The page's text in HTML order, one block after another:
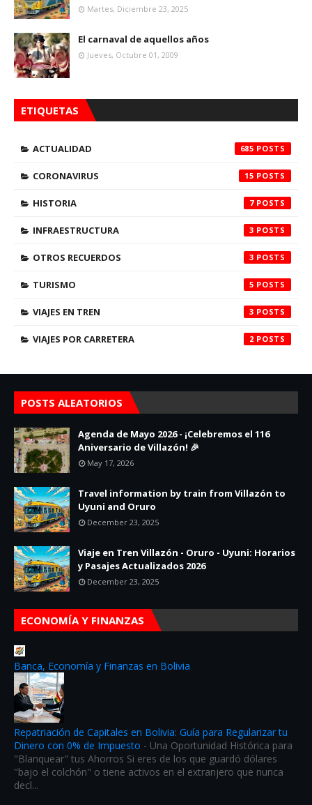
Martes, Diciembre 23, 2025
El carnaval de aquellos años
Jueves, Octubre 01, 2009
ETIQUETAS
ACTUALIDAD 685
CORONAVIRUS 15
HISTORIA 7
INFRAESTRUCTURA 3
OTROS RECUERDOS 3
TURISMO 5
VIAJES EN TREN 3
VIAJES POR CARRETERA 2
POSTS ALEATORIOS
Agenda de Mayo 2026 - ¡Celebremos el 116
Aniversario de Villazón! 🎉
May 17, 2026
Travel information by train from Villazón to
Uyuni and Oruro
December 23, 2025
Viaje en Tren Villazón - Oruro - Uyuni: Horarios
y Pasajes Actualizados 2026
December 23, 2025
ECONOMÍA Y FINANZAS
Banca, Economía y Finanzas en Bolivia
Repatriación de Capitales en Bolivia: Guía para Regularizar tu
Dinero con 0% de Impuesto - Una Oportunidad Histórica para
"Blanquear" tus Ahorros Si eres de los que guardó dólares
"bajo el colchón" o tiene activos en el extranjero que nunca
decl...